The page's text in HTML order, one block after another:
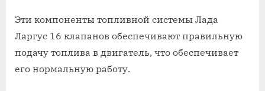
Эти компоненты топливной системы Лада
Ларгус 16 клапанов обеспечивают правильную
подачу топлива в двигатель, что обеспечивает
его нормальную работу.